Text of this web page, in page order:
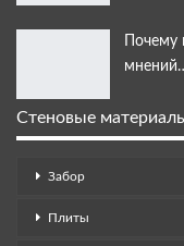
Стеновые
Забор
Плиты